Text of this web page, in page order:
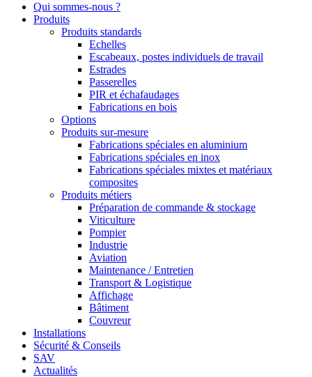
Qui sommes-nous ?
Produits
Produits standards
Echelles
Escabeaux, postes individuels de travail
Estrades
Passerelles
PIR et échafaudages
Fabrications en bois
Options
Produits sur-mesure
Fabrications spéciales en aluminium
Fabrications spéciales en inox
Fabrications spéciales mixtes et matériaux
composites
Produits métiers
Préparation de commande & stockage
Viticulture
Pompier
Industrie
Aviation
Maintenance / Entretien
Transport & Logistique
Affichage
Bâtiment
Couvreur
Installations
Sécurité & Conseils
SAV
Actualités